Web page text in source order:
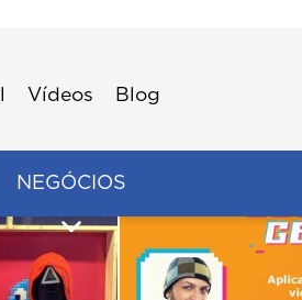
Vídeos Blog
NEGÓCIOS